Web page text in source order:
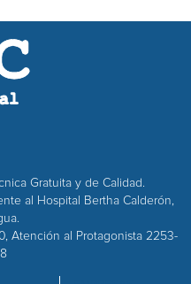
Gratuita y de Calidad.
al Hospital Bertha Calderón,
Atención al Protagonista 2253-